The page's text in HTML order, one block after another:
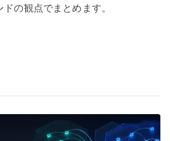
の観点でまとめます。